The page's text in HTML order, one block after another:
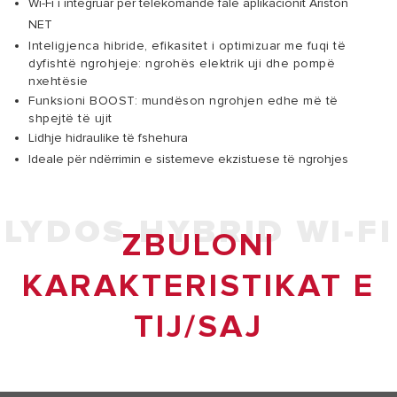
Wi-Fi i integruar për telekomandë falë aplikacionit Ariston
NET
Inteligjenca hibride, efikasitet i optimizuar me fuqi të
dyfishtë ngrohjeje: ngrohës elektrik uji dhe pompë
nxehtësie
Funksioni BOOST: mundëson ngrohjen edhe më të
shpejtë të ujit
Lidhje hidraulike të fshehura
Ideale për ndërrimin e sistemeve ekzistuese të ngrohjes
LYDOS HYBRID WI-FI
ZBULONI
KARAKTERISTIKAT E
TIJ/SAJ